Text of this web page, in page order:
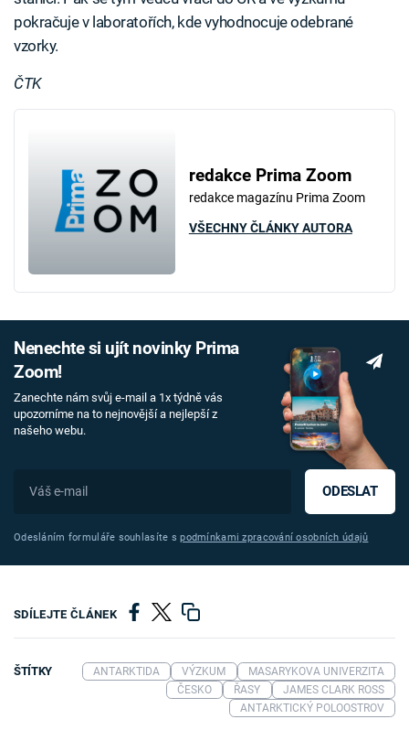
pokračuje v laboratořích, kde vyhodnocuje odebrané
vzorky.
ČTK
redakce Prima Zoom
redakce magazínu Prima Zoom
VŠECHNY ČLÁNKY AUTORA
Nenechte si ujít novinky Prima
Zoom!
Zanechte nám svůj e-mail a 1x týdně vás
upozorníme na to nejnovější a nejlepší z
našeho webu.
ODESLAT
Odesláním formuláře souhlasíte spodmínkami zpracování osobních údajů
SDÍLEJTE ČLÁNEK
ŠTÍTKY ANTARKTIDA VÝZKUM
MASARYKOVA UNIVERZITA
ČESKO
ŘASY
JAMES CLARK ROSS
ANTARKTICKÝ POLOOSTROV